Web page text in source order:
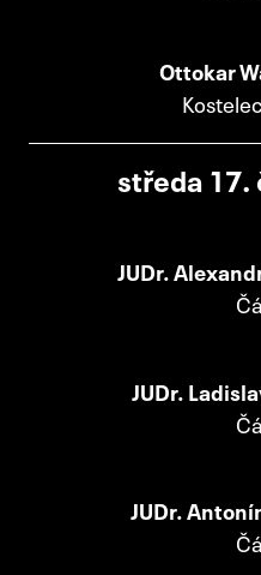
Ottokar
středa 17.
JUDr.
JUDr.
JUDr.